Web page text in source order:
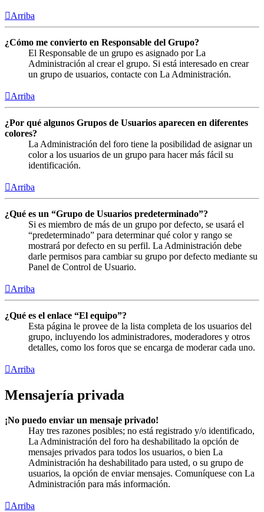
Arriba
¿Cómo me convierto en Responsable del Grupo?
El Responsable de un grupo es asignado por La
Administración al crear el grupo. Si está interesado en crear
un grupo de usuarios, contacte con La Administración.
Arriba
¿Por qué algunos Grupos de Usuarios aparecen en diferentes
colores?
La Administración del foro tiene la posibilidad de asignar un
color a los usuarios de un grupo para hacer más fácil su
identificación.
Arriba
¿Qué es un “Grupo de Usuarios predeterminado”?
Si es miembro de más de un grupo por defecto, se usará el
“predeterminado” para determinar qué color y rango se
mostrará por defecto en su perfil. La Administración debe
darle permisos para cambiar su grupo por defecto mediante su
Panel de Control de Usuario.
Arriba
¿Qué es el enlace “El equipo”?
Esta página le provee de la lista completa de los usuarios del
grupo, incluyendo los administradores, moderadores y otros
detalles, como los foros que se encarga de moderar cada uno.
Arriba
Mensajería privada
¡No puedo enviar un mensaje privado!
Hay tres razones posibles; no está registrado y/o identificado,
La Administración del foro ha deshabilitado la opción de
mensajes privados para todos los usuarios, o bien La
Administración ha deshabilitado para usted, o su grupo de
usuarios, la opción de enviar mensajes. Comuníquese con La
Administración para más información.
Arriba